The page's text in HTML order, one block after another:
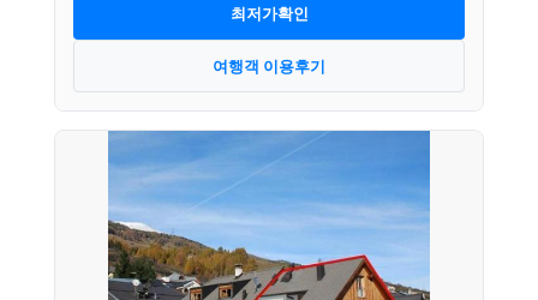
최저가확인
여행객 이용후기